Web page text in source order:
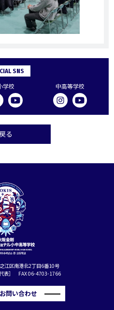
SNS
学校 中高等学校
る
江区南港北2丁目6番10号
表］ FAX 06-4703-1766
問い合わせ